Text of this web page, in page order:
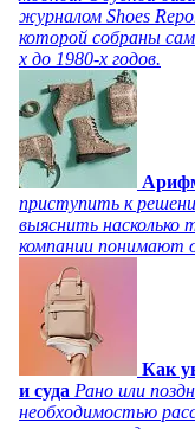
журналом Shoes
которой собраны
х до 1980-х годов.
приступить к
выяснить насколько
компании понимают
Как
и суда Рано или
необходимостью